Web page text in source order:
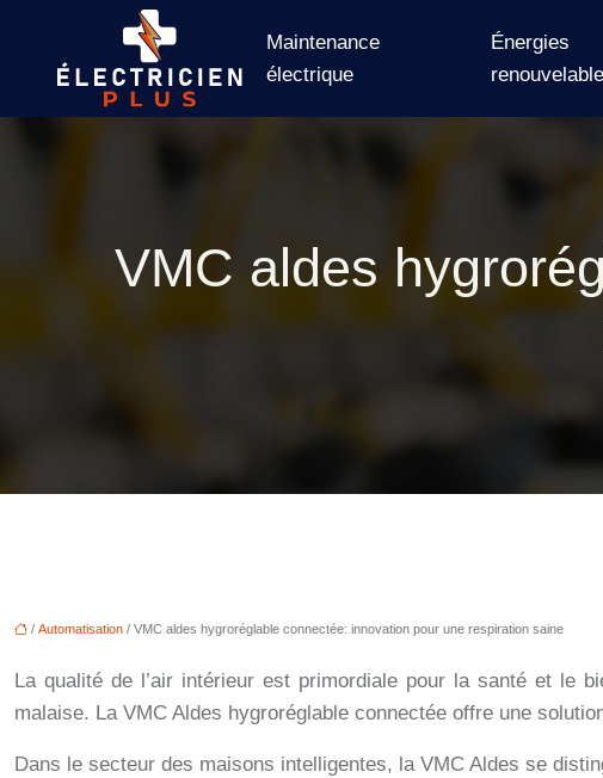
Maintenance
électrique
Énergies
VMC aldes
/ Automatisation / VMC aldes hygroréglable connectée: innovation pour une respiration saine
La qualité de l’air intérieur est primordiale pour la santé et le
malaise. La VMC Aldes hygroréglable connectée offre une
Dans le secteur des maisons intelligentes, la VMC Aldes se